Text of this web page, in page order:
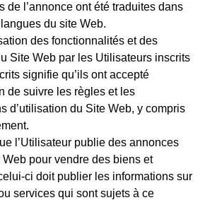
de l’annonce ont été traduites dans
du site Web.
des fonctionnalités et des
Site Web par les Utilisateurs inscrits
signifie qu’ils ont accepté
de suivre les règles et les
d’utilisation du Site Web, y compris
l’Utilisateur publie des annonces
pour vendre des biens et
ci doit publier les informations sur
services qui sont sujets à ce